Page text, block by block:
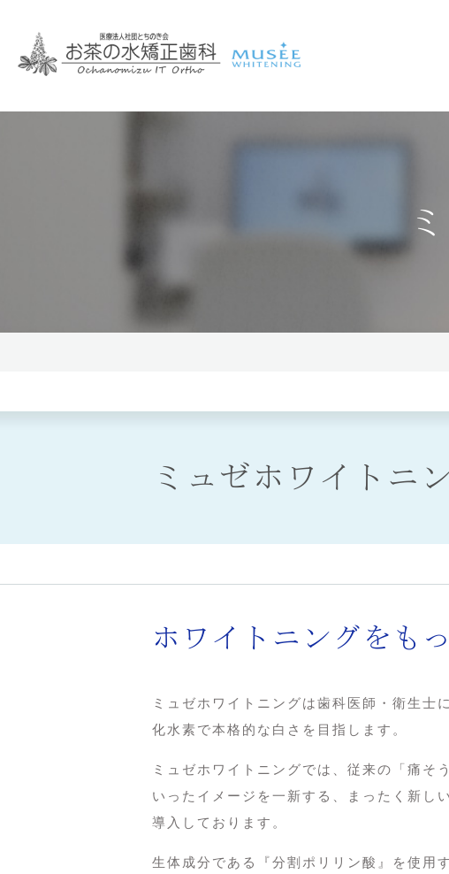
お茶の水矯
セルフホ
ミュゼホワイトニ
ホワイトニングをも
ミュゼホワイトニングは歯科医師・衛生士
化水素で本格的な白さを目指します。
ミュゼホワイトニングでは、従来の「痛そ
いったイメージを一新する、まったく新し
導入しております。
生体成分である『分割ポリリン酸』を使用